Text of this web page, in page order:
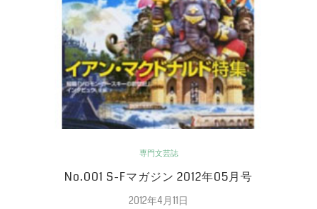
専門文芸誌
No.001 S-Fマガジン 2012年05月号
2012年4月11日